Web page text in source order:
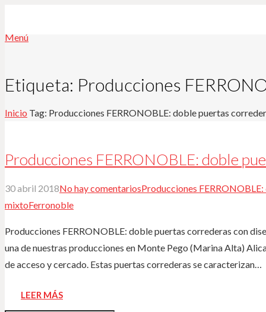
Menú
Etiqueta: Producciones
Inicio Tag: Producciones FERRONOBLE: doble puertas
Producciones FERRONOBLE: doble
30 abril 2018No hay comentariosProducciones
mixtoFerronoble
Producciones FERRONOBLE: doble puertas correderas con
una de nuestras producciones en Monte Pego (Marina Alta)
de acceso y cercado. Estas puertas correderas se caracterizan…
LEER MÁS